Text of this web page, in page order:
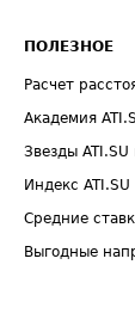
ПОЛЕЗНОЕ
Расчет
Академия
Звезды
Индекс
Средние
Выгодные